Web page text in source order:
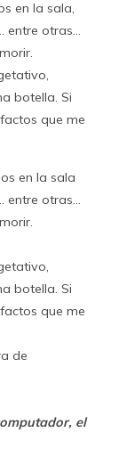
en la sala,
entre otras…
botella. Si
que me
en la sala
entre otras…
botella. Si
que me
de
el